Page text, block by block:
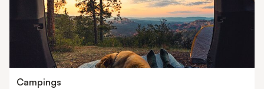
Campings